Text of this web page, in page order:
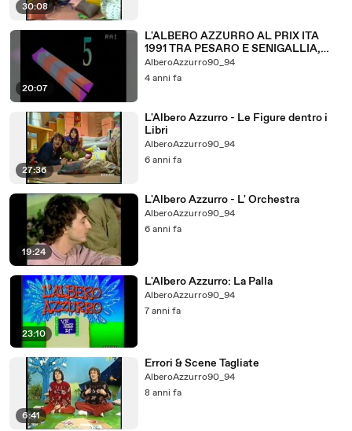
30:08
20:07
L'ALBERO AZZURRO AL PRIX ITA
1991 TRA PESARO E SENIGALLIA,
INCONTRO GENITORI E INSEGNANTI
AlberoAzzurro90_94
4 anni fa
27:36
L'Albero Azzurro - Le Figure dentro i
Libri
AlberoAzzurro90_94
6 anni fa
19:24
L'Albero Azzurro - L' Orchestra
AlberoAzzurro90_94
6 anni fa
23:10
L'Albero Azzurro: La Palla
AlberoAzzurro90_94
7 anni fa
6:41
Errori & Scene Tagliate
AlberoAzzurro90_94
8 anni fa